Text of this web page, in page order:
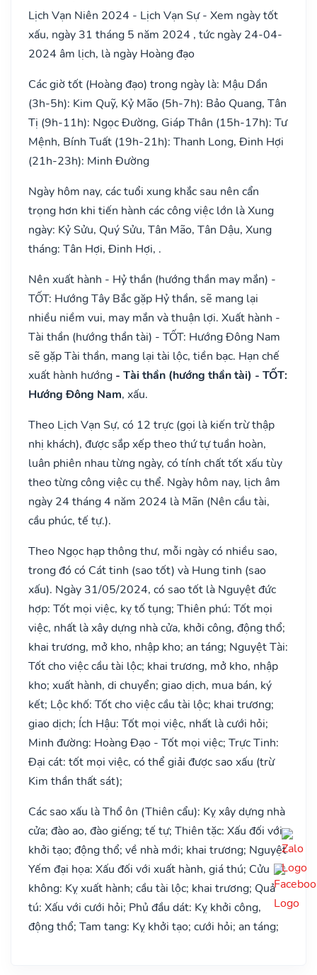
Lịch Vạn Niên 2024 - Lịch Vạn Sự - Xem ngày tốt
xấu, ngày 31 tháng 5 năm 2024 , tức ngày 24-04-
2024 âm lịch, là ngày Hoàng đạo
Các giờ tốt (Hoàng đạo) trong ngày là: Mậu Dần
(3h-5h): Kim Quỹ, Kỷ Mão (5h-7h): Bảo Quang, Tân
Tị (9h-11h): Ngọc Đường, Giáp Thân (15h-17h): Tư
Mệnh, Bính Tuất (19h-21h): Thanh Long, Đinh Hợi
(21h-23h): Minh Đường
Ngày hôm nay, các tuổi xung khắc sau nên cẩn
trọng hơn khi tiến hành các công việc lớn là Xung
ngày: Kỷ Sửu, Quý Sửu, Tân Mão, Tân Dậu, Xung
tháng: Tân Hợi, Đinh Hợi, .
Nên xuất hành - Hỷ thần (hướng thần may mắn) -
TỐT: Hướng Tây Bắc gặp Hỷ thần, sẽ mang lại
nhiều niềm vui, may mắn và thuận lợi. Xuất hành -
Tài thần (hướng thần tài) - TỐT: Hướng Đông Nam
sẽ gặp Tài thần, mang lại tài lộc, tiền bạc. Hạn chế
xuất hành hướng - Tài thần (hướng thần tài) - TỐT:
Hướng Đông Nam, xấu.
Theo Lịch Vạn Sự, có 12 trực (gọi là kiến trừ thập
nhị khách), được sắp xếp theo thứ tự tuần hoàn,
luân phiên nhau từng ngày, có tính chất tốt xấu tùy
theo từng công việc cụ thể. Ngày hôm nay, lịch âm
ngày 24 tháng 4 năm 2024 là Mãn (Nên cầu tài,
cầu phúc, tế tự.).
Theo Ngọc hạp thông thư, mỗi ngày có nhiều sao,
trong đó có Cát tinh (sao tốt) và Hung tinh (sao
xấu). Ngày 31/05/2024, có sao tốt là Nguyệt đức
hợp: Tốt mọi việc, kỵ tố tụng; Thiên phú: Tốt mọi
việc, nhất là xây dựng nhà cửa, khởi công, động thổ;
khai trương, mở kho, nhập kho; an táng; Nguyệt Tài:
Tốt cho việc cầu tài lộc; khai trương, mở kho, nhập
kho; xuất hành, di chuyển; giao dịch, mua bán, ký
kết; Lộc khố: Tốt cho việc cầu tài lộc; khai trương;
giao dịch; Ích Hậu: Tốt mọi việc, nhất là cưới hỏi;
Minh đường: Hoàng Đạo - Tốt mọi việc; Trực Tinh:
Đại cát: tốt mọi việc, có thể giải được sao xấu (trừ
Kim thần thất sát);
Các sao xấu là Thổ ôn (Thiên cẩu): Kỵ xây dựng nhà
cửa; đào ao, đào giếng; tế tự; Thiên tặc: Xấu đối với
khởi tạo; động thổ; về nhà mới; khai trương; Nguyệt
Yếm đại họa: Xấu đối với xuất hành, giá thú; Cửu
không: Kỵ xuất hành; cầu tài lộc; khai trương; Quả
tú: Xấu với cưới hỏi; Phủ đầu dát: Kỵ khởi công,
động thổ; Tam tang: Kỵ khởi tạo; cưới hỏi; an táng;